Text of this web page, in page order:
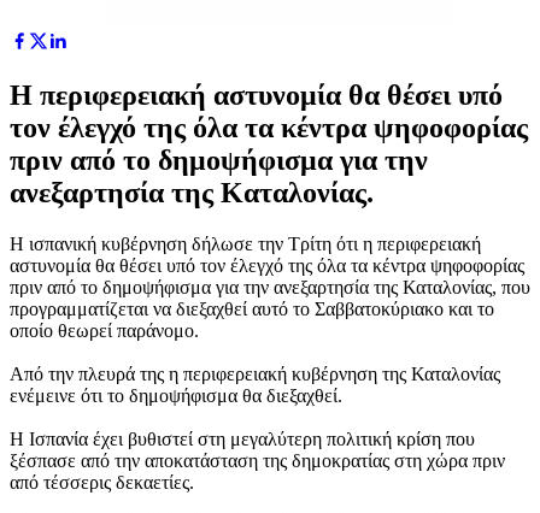
Η περιφερειακή αστυνομία θα θέσει υπό
τον έλεγχό της όλα τα κέντρα ψηφοφορίας
πριν από το δημοψήφισμα για την
ανεξαρτησία της Καταλονίας.
Η ισπανική κυβέρνηση δήλωσε την Τρίτη ότι η περιφερειακή
αστυνομία θα θέσει υπό τον έλεγχό της όλα τα κέντρα ψηφοφορίας
πριν από το δημοψήφισμα για την ανεξαρτησία της Καταλονίας, που
προγραμματίζεται να διεξαχθεί αυτό το Σαββατοκύριακο και το
οποίο θεωρεί παράνομο.
Από την πλευρά της η περιφερειακή κυβέρνηση της Καταλονίας
ενέμεινε ότι το δημοψήφισμα θα διεξαχθεί.
Η Ισπανία έχει βυθιστεί στη μεγαλύτερη πολιτική κρίση που
ξέσπασε από την αποκατάσταση της δημοκρατίας στη χώρα πριν
από τέσσερις δεκαετίες.